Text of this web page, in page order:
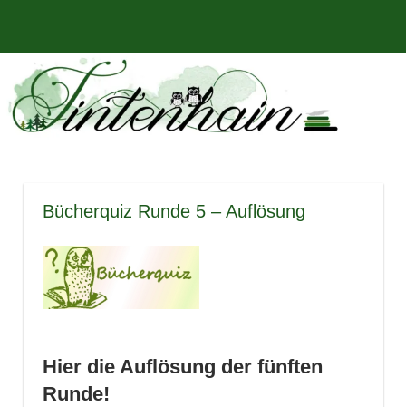
springen
Tintenhain
–
Der
Rezensionen
und
mehr
Bücherquiz Runde 5 – Auflösung
Hier die Auflösung der fünften
Runde!